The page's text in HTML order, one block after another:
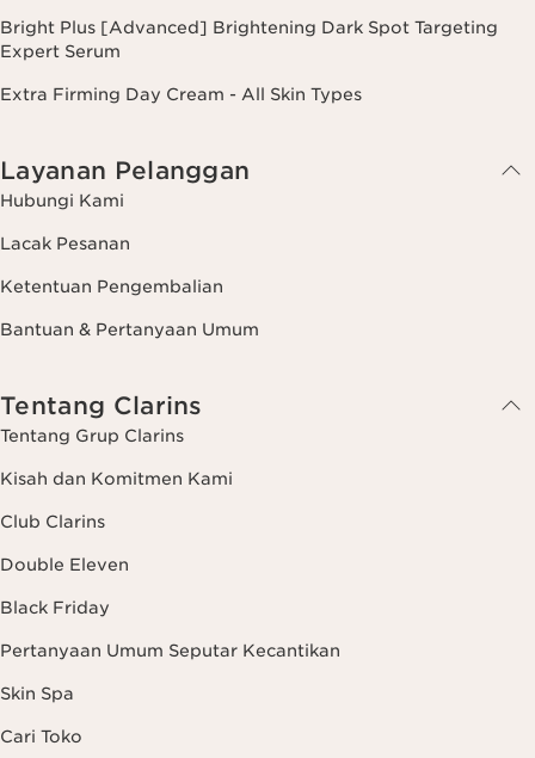
Bright Plus [Advanced] Brightening Dark Spot Targeting
Expert Serum
Extra Firming Day Cream - All Skin Types
Layanan Pelanggan
Hubungi Kami
Lacak Pesanan
Ketentuan Pengembalian
Bantuan & Pertanyaan Umum
Tentang Clarins
Tentang Grup Clarins
Kisah dan Komitmen Kami
Club Clarins
Double Eleven
Black Friday
Pertanyaan Umum Seputar Kecantikan
Skin Spa
Cari Toko